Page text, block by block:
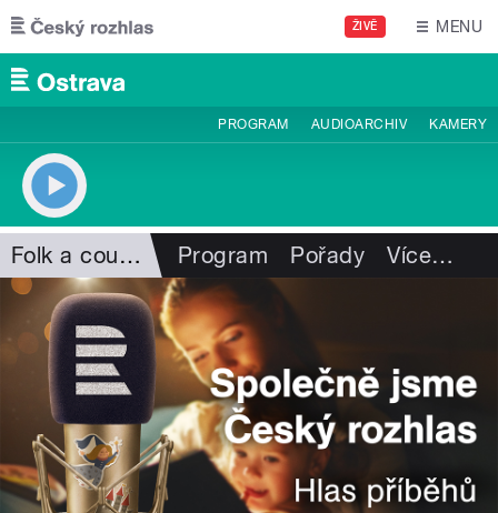
Přejít k hlavnímu obsahu
ŽIVĚ MENU
PROGRAM AUDIOARCHIV KAMERY
Folk a country Program Pořady Více…